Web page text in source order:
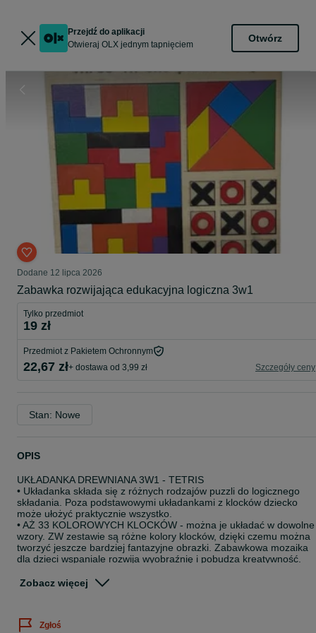
Przejdź do aplikacji
Otwieraj OLX jednym tapnięciem
Otwórz
Dodane 12 lipca 2026
Zabawka rozwijająca edukacyjna logiczna 3w1
Tylko przedmiot
19 zł
Przedmiot z Pakietem Ochronnym
22,67 zł+ dostawa od 3,99 zł Szczegóły ceny
Stan: Nowe
OPIS
UKŁADANKA DREWNIANA 3W1 - TETRIS
• Układanka składa się z różnych rodzajów puzzli do logicznego
składania. Poza podstawowymi układankami z klocków dziecko
może ułożyć praktycznie wszystko.
• AŻ 33 KOLOROWYCH KLOCKÓW - można je układać w dowolne
wzory. ZW zestawie są różne kolory klocków, dzięki czemu można
tworzyć jeszcze bardziej fantazyjne obrazki. Zabawkowa mozaika
dla dzieci wspaniale rozwija wyobraźnię i pobudza kreatywność.
pomyśleć i zaplanować ułożenie elementów.
zdolności manualnych, zręczności, ćwiczenie koordynacji
Zobacz więcej
Zgłoś